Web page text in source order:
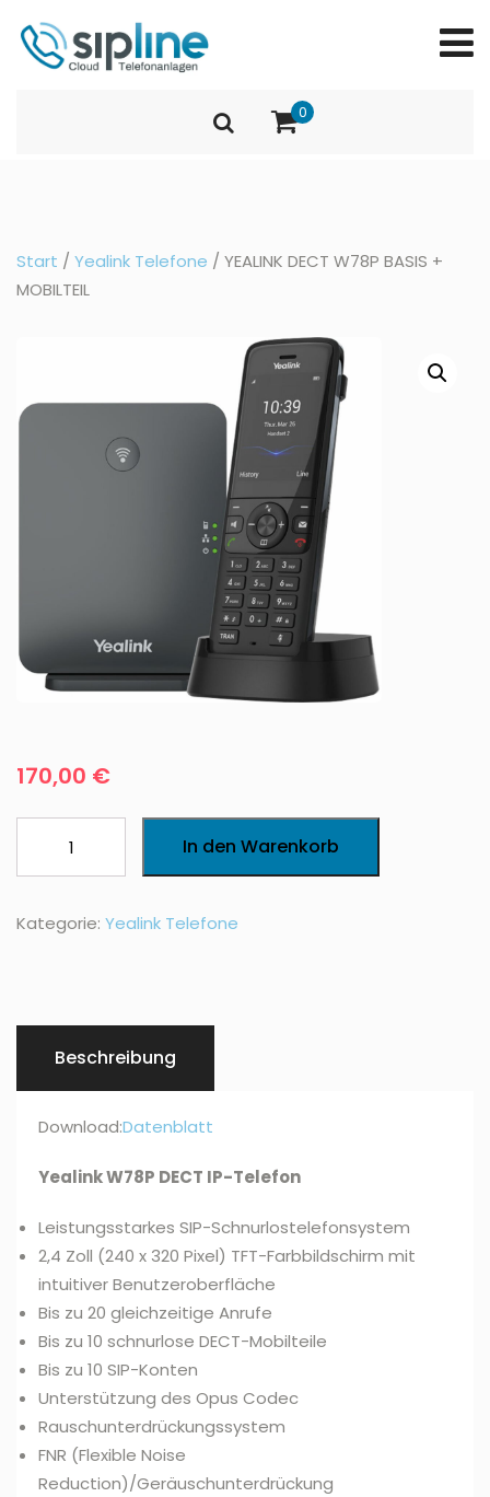
0
Start / Yealink Telefone / YEALINK DECT W78P BASIS +
MOBILTEIL
170,00 €
BASIS
In den Warenkorb
Kategorie: Yealink Telefone
Beschreibung
Download:Datenblatt
Yealink W78P DECT IP-Telefon
Leistungsstarkes SIP-Schnurlostelefonsystem
2,4 Zoll (240 x 320 Pixel) TFT-Farbbildschirm mit
intuitiver Benutzeroberfläche
Bis zu 20 gleichzeitige Anrufe
Bis zu 10 schnurlose DECT-Mobilteile
Bis zu 10 SIP-Konten
Unterstützung des Opus Codec
Rauschunterdrückungssystem
FNR (Flexible Noise
Reduction)/Geräuschunterdrückung